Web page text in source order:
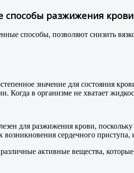
способы разжижения крови
способы, позволяют снизить
значение для состояния
Когда в организме не хватает
для разжижения крови,
возникновения сердечного приступа,
активные вещества,